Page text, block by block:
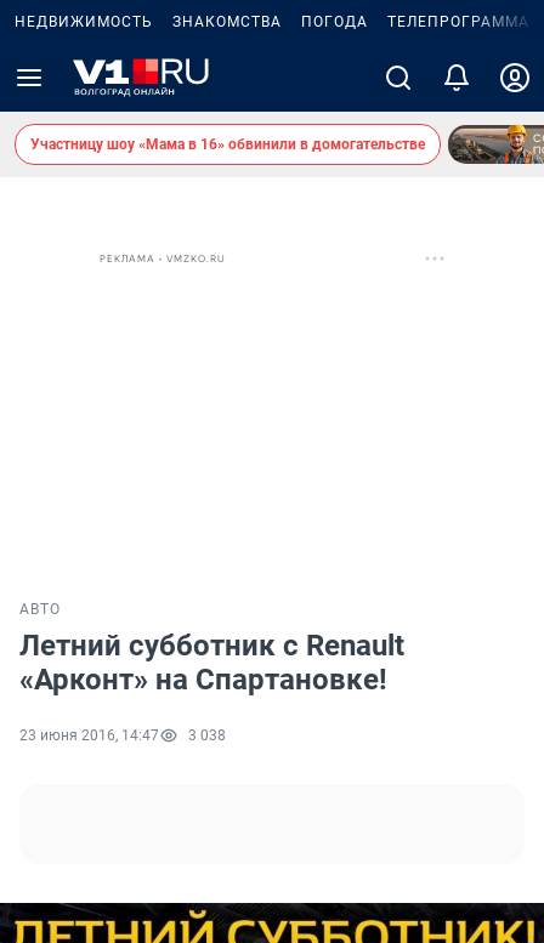
НЕДВИЖИМОСТЬ ЗНАКОМСТВА ПОГОДА ТЕЛЕПРОГРАММА
Участницу шоу «Мама в 16» обвинили в домогательстве
РЕКЛАМА • VMZKO.RU
АВТО
Летний субботник с Renault
«Арконт» на Спартановке!
23 июня 2016, 14:47 3 038